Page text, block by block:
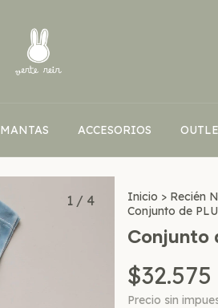
MANTAS ACCESORIOS
1/ 4 Inicio > Recién
Conjunto de
Conjunto
$32.575
Precio sin